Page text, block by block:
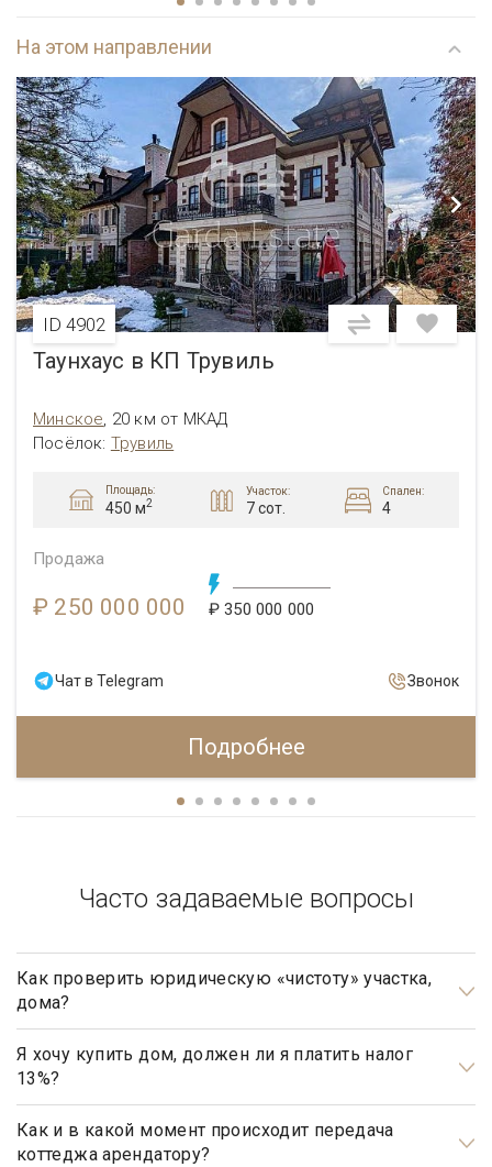
На этом направлении
ID 4902
Таунхаус в КП Трувиль
Минское, 20 км от МКАД
Посёлок: Трувиль
Площадь:
450 м2
Участок:
7 сот.
Спален:
4
Продажа
₽ 250 000 000 ₽ 350 000 000
Чат в Telegram Звонок
Подробнее
Часто задаваемые вопросы
Как проверить юридическую «чистоту» участка,
дома?
Проверка юридической «чистоты» важнейшая задача при
подготовке к сделке.
В каждом отдельном случае проверка индивидуальна и
зависит от истории объекта недвижимости, количества
собственников жилья, зарегистрированных лиц и т.д.
Я хочу купить дом, должен ли я платить налог
13%?
Нет, не должны. Платить налог 13% будет только продавец,
налог рассчитывается на прибыль.
Как и в какой момент происходит передача
коттеджа арендатору?